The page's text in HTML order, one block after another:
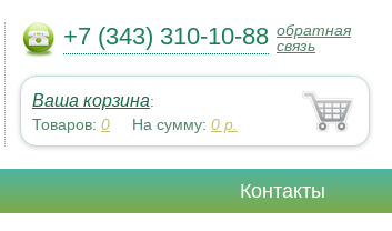
+7 (343) 310-10-88 обратная
связь
Ваша корзина:
Товаров: 0 На сумму: 0 р.
Контакты